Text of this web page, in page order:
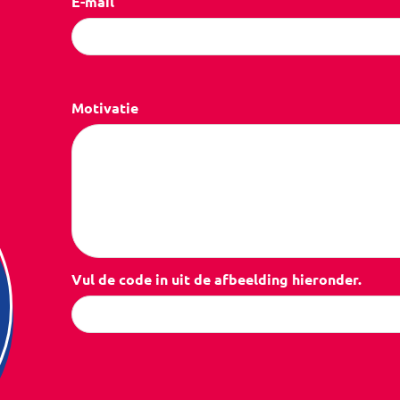
Motivatie
Vul de code in uit de afbeelding hieronder.